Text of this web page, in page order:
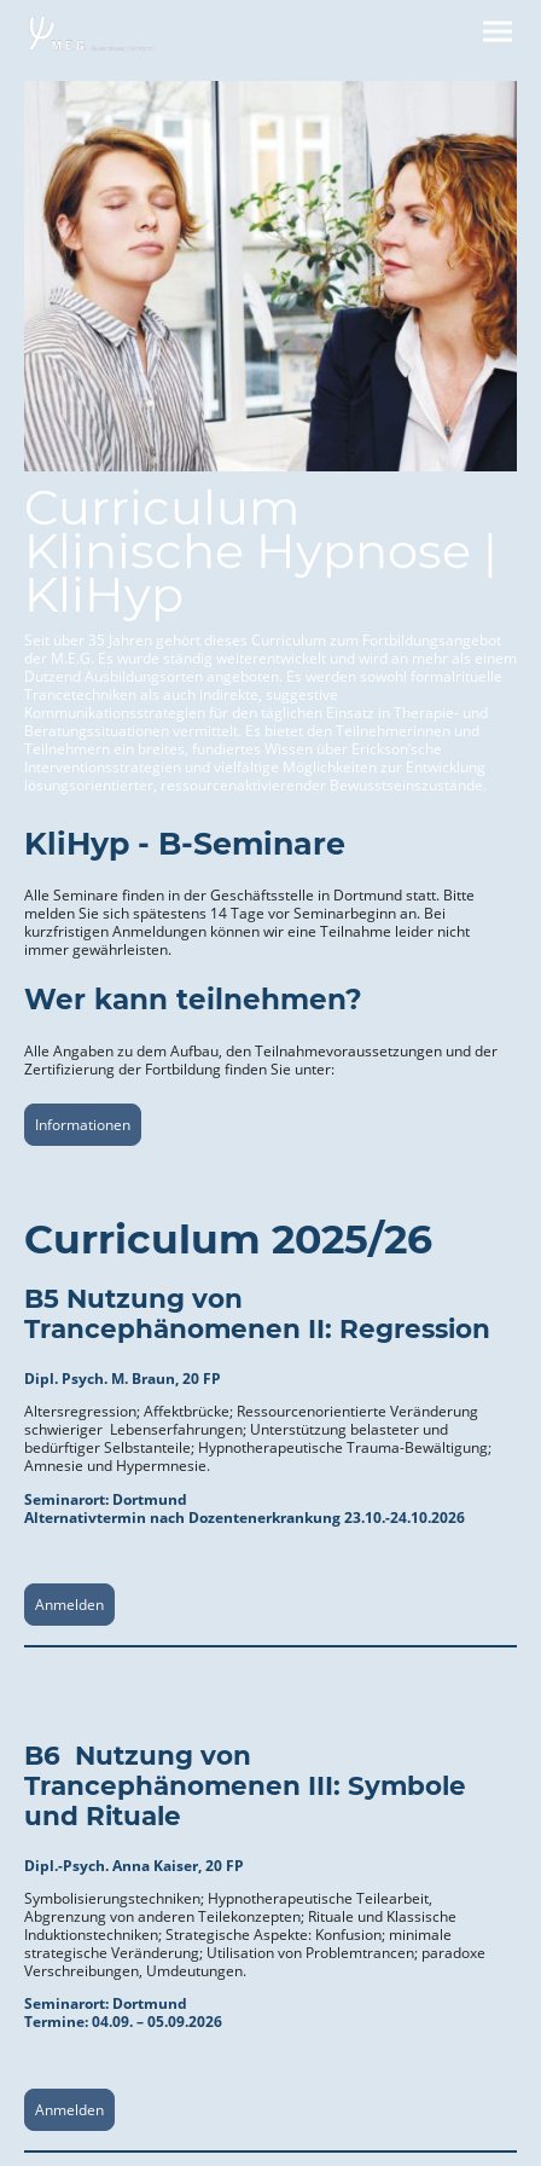
Curriculum
Klinische Hypnose |
KliHyp
Seit über 35 Jahren gehört dieses Curriculum zum Fort­­bildungs­­angebot
der M.E.G. Es wurde ständig weiter­entwickelt und wird an mehr als einem
Dutzend Ausbildung­sorten angeboten. Es werden sowohl formal­rituelle
Trance­techniken als auch indirekte, suggestive
Kommuni­kations­strategien für den täglichen Einsatz in Therapie- und
Beratungs­situationen vermittelt. Es bietet den Teil­nehme­rinnen und
Teilnehmern ein breites, fundiertes Wissen über Erickson’sche
Interventions­strategien und vielfältige Möglich­keiten zur Entwicklung
lösungs­orien­tierter, ressourcen­aktivieren­der Bewusst­seins­zustände.
KliHyp - B-Seminare
Alle Seminare finden in der Geschäftsstelle in Dortmund statt. Bitte
melden Sie sich spätestens 14 Tage vor Seminarbeginn an. Bei
kurzfristigen Anmeldungen können wir eine Teilnahme leider nicht
immer gewährleisten.
Wer kann teilnehmen?
Alle Angaben zu dem Aufbau, den Teilnahmevoraussetzungen und der
Zertifizierung der Fortbildung finden Sie unter:
Informationen
Curriculum 2025/26
B5 Nutzung von
Trancephänomenen II: Regression
Dipl. Psych. M. Braun, 20 FP
Altersregression; Affektbrücke; Ressourcenorientierte Veränderung
schwieriger Lebenserfahrungen; Unterstützung belasteter und
bedürftiger Selbstanteile; Hypno­therapeutische Trauma-Bewältigung;
Amnesie und Hypermnesie.
Seminarort: Dortmund
Alternativtermin nach Dozentenerkrankung 23.10.-24.10.2026
Anmelden
B6 Nutzung von
Trancephänomenen III: Symbole
und Rituale
Dipl.-Psych. Anna Kaiser, 20 FP
Symbolisierungstechniken; Hypnotherapeutische Teilearbeit,
Abgrenzung von anderen Teilekonzepten; Rituale und Klassische
Induktionstechniken; Strategische Aspekte: Konfusion; minimale
strategische Veränderung; Utilisation von Problemtrancen; paradoxe
Verschreibungen, Umdeutungen.
Seminarort: Dortmund
Termine:04.09. – 05.09.2026
Anmelden